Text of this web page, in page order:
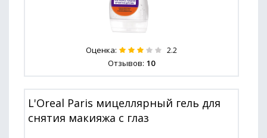
Оценка: 2.2
Отзывов: 10
L'Oreal Paris мицеллярный гель для
снятия макияжа с глаз